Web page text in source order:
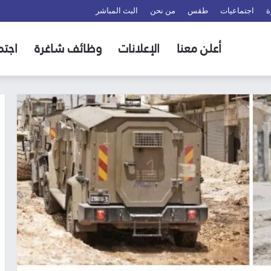
اجتماعيات طقس من نحن البث المباشر
أعلن معنا الإعلانات وظائف شاغرة